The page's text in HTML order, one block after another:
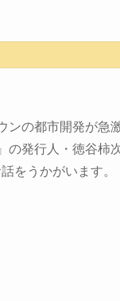
の都市開発が急
発行人・徳谷柿
をうかがいます。